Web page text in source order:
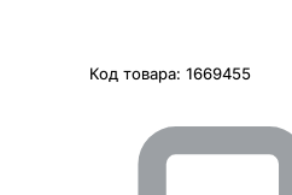
Код товара: 1669455